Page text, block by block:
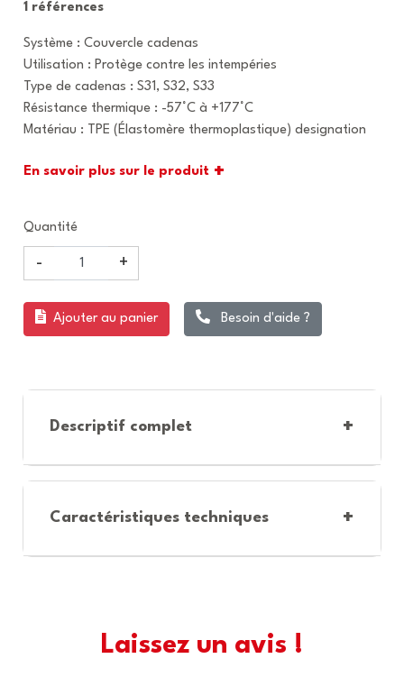
1 références
Système : Couvercle cadenas
Utilisation : Protège contre les intempéries
Type de cadenas : S31, S32, S33
Résistance thermique : -57°C à +177°C
Matériau : TPE (Élastomère thermoplastique) designation
En savoir plus sur le produit +
Quantité
- +
Ajouter au panier Besoin d'aide ?
Descriptif complet +
Caractéristiques techniques +
Laissez un avis !